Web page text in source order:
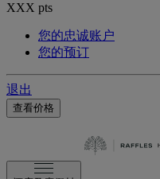
XXX pts
您的忠诚账户
您的预订
退出
查看价格